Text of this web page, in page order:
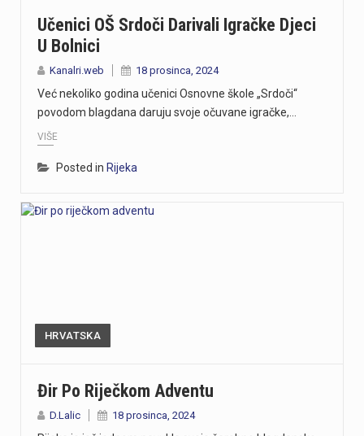
Učenici OŠ Srdoči Darivali Igračke Djeci
U Bolnici
Kanalri.web 18 prosinca, 2024
Već nekoliko godina učenici Osnovne škole „Srdoči“
povodom blagdana daruju svoje očuvane igračke,…
VIŠE
Posted in Rijeka
HRVATSKA
Đir Po Riječkom Adventu
D.Lalic 18 prosinca, 2024